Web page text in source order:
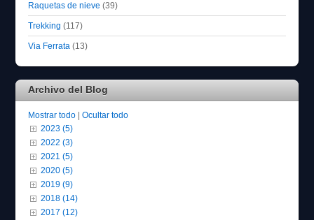
Raquetas de nieve (39)
Trekking (117)
Via Ferrata (13)
Archivo del Blog
Mostrar todo |Ocultar todo
2023 (5)
2022 (3)
2021 (5)
2020 (5)
2019 (9)
2018 (14)
2017 (12)